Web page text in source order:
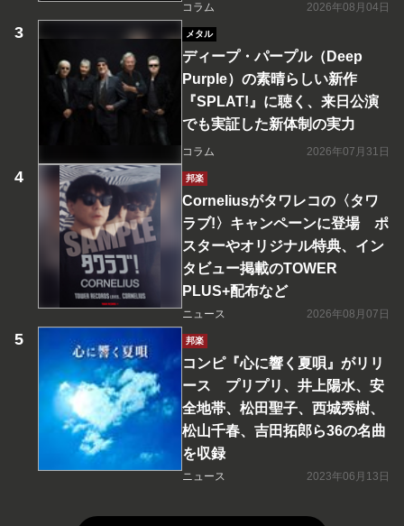
コラム 2026年08月04日
メタル
ディープ・パープル（Deep
Purple）の素晴らしい新作
『SPLAT!』に聴く、来日公演
でも実証した新体制の実力
コラム 2026年07月31日
邦楽
Corneliusがタワレコの〈タワ
ラブ!〉キャンペーンに登場 ポ
スターやオリジナル特典、イン
タビュー掲載のTOWER
PLUS+配布など
ニュース 2026年08月07日
邦楽
コンピ『心に響く夏唄』がリリ
ース プリプリ、井上陽水、安
全地帯、松田聖子、西城秀樹、
松山千春、吉田拓郎ら36の名曲
を収録
ニュース 2023年06月13日